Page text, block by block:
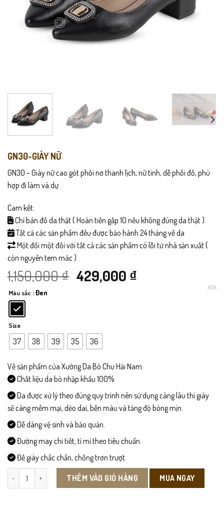
GN30-GIÀY NỮ
GN30 – Giày nữ cao gót phối nơ thanh lịch, nữ tính, dễ phối đồ, phù
hợp đi làm và dự
Cam kết:
Chỉ bán đồ da thật ( Hoàn tiền gấp 10 nếu không đúng da thật )
Tất cả các sản phẩm đều được bảo hành 24 tháng về da
Một đổi một đối với tất cả các sản phẩm có lỗi từ nhà sản xuất (
còn nguyên tem mác )
1,150,000₫ Giá
1,150,000 ₫.
429,000 ₫Giá
429,000 ₫.
Màu sắc : Đen
Size
37 38 39 35 36
XÓA
Về sản phẩm của Xưởng Da Bò Chu Hải Nam:
Chất liệu da bò nhập khẩu 100%
Da được xử lý theo đúng quy trình nên sử dụng càng lâu thì giày
sẽ càng mềm mại, dẻo dai, bền màu và tăng độ bóng mịn.
Dễ dàng vệ sinh và bảo quản.
Đường may chi tiết, tỉ mỉ theo tiêu chuẩn.
Đế giày chắc chắn, chống trơn trượt.
GN30-Giày Nữ số lượngTHÊM VÀO GIỎ HÀNG MUA NGAY